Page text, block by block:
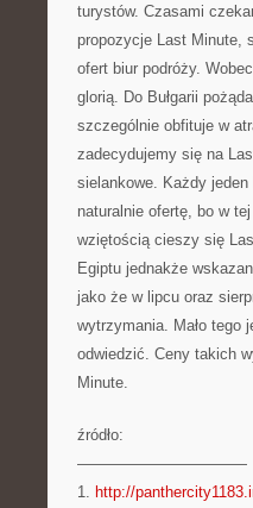
turystów. Czasami
propozycje Last Minute,
ofert biur podróży.
glorią. Do Bułgarii
szczególnie obfituje w
zadecydujemy się na
sielankowe. Każdy
naturalnie ofertę, bo w
wziętością cieszy się
Egiptu jednakże
jako że w lipcu oraz
wytrzymania. Mało tego
odwiedzić. Ceny takich
Minute.
źródło:
———————————
1. http://